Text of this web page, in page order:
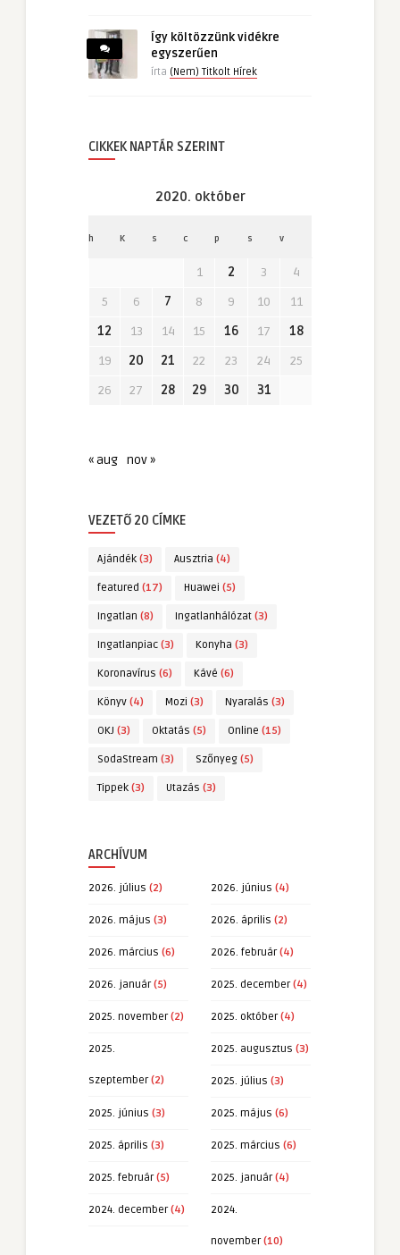
Így költözzünk vidékre
egyszerűen
írta (Nem) Titkolt Hírek
CIKKEK NAPTÁR SZERINT
2020. október
h K s c p s v
1 2 3
4
5
6 7 8 9 10
11
12
13 14 15 16 17
18
19
20 21 22 23 24
25
26
27 28 29 30 31
« aug nov »
VEZETŐ 20 CÍMKE
Ajándék (3) Ausztria (4)
featured (17) Huawei (5)
Ingatlan (8) Ingatlanhálózat (3)
Ingatlanpiac (3) Konyha (3)
Koronavírus (6) Kávé (6)
Könyv (4) Mozi (3) Nyaralás (3)
OKJ (3) Oktatás (5) Online (15)
SodaStream (3) Szőnyeg (5)
Tippek (3) Utazás (3)
ARCHÍVUM
2026. július (2) 2026. június (4)
2026. május (3) 2026. április (2)
2026. március (6) 2026. február(4)
2026. január(5) 2025. december(4)
2025. november(2) 2025. október(4)
2025.
szeptember(2)
2025. augusztus (3)
2025. július (3)
2025. június (3) 2025. május (6)
2025. április (3) 2025. március (6)
2025. február(5) 2025. január(4)
2024. december(4) 2024.
november(10)